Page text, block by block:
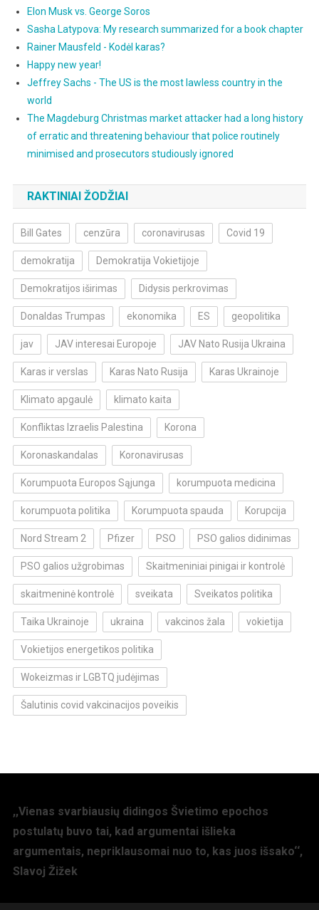
Elon Musk vs. George Soros
Sasha Latypova: My research summarized for a book chapter
Rainer Mausfeld - Kodėl karas?
Happy new year!
Jeffrey Sachs - The US is the most lawless country in the
world
The Magdeburg Christmas market attacker had a long history
of erratic and threatening behaviour that police routinely
minimised and prosecutors studiously ignored
RAKTINIAI ŽODŽIAI
Bill Gates cenzūra coronavirusas Covid 19
demokratija Demokratija Vokietijoje
Demokratijos iširimas Didysis perkrovimas
Donaldas Trumpas ekonomika ES geopolitika
jav JAV interesai Europoje JAV Nato Rusija Ukraina
Karas ir verslas Karas Nato Rusija Karas Ukrainoje
Klimato apgaulė klimato kaita
Konfliktas Izraelis Palestina Korona
Koronaskandalas Koronavirusas
Korumpuota Europos Sąjunga korumpuota medicina
korumpuota politika Korumpuota spauda Korupcija
Nord Stream 2 Pfizer PSO PSO galios didinimas
PSO galios užgrobimas Skaitmeniniai pinigai ir kontrolė
skaitmeninė kontrolė sveikata Sveikatos politika
Taika Ukrainoje ukraina vakcinos žala vokietija
Vokietijos energetikos politika
Wokeizmas ir LGBTQ judėjimas
Šalutinis covid vakcinacijos poveikis
,,Vienas svarbiausių didingos Švietimo epochos
postulatų buvo tai, kad argumentai išlieka
argumentais, nepriklausomai nuo to, kas juos išsako‘‘,
Slavoj Žižek